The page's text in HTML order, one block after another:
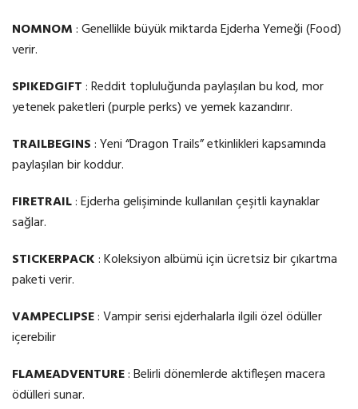
NOMNOM: Genellikle büyük miktarda Ejderha Yemeği (Food)
verir.
SPIKEDGIFT: Reddit topluluğunda paylaşılan bu kod, mor
yetenek paketleri (purple perks) ve yemek kazandırır.
TRAILBEGINS: Yeni “Dragon Trails” etkinlikleri kapsamında
paylaşılan bir koddur.
FIRETRAIL: Ejderha gelişiminde kullanılan çeşitli kaynaklar
sağlar.
STICKERPACK: Koleksiyon albümü için ücretsiz bir çıkartma
paketi verir.
VAMPECLIPSE: Vampir serisi ejderhalarla ilgili özel ödüller
içerebilir
FLAMEADVENTURE: Belirli dönemlerde aktifleşen macera
ödülleri sunar.